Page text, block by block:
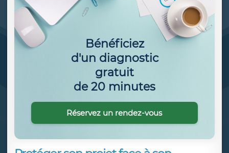
Bénéficiez
d'un diagnostic
gratuit
de 20 minutes
Réservez un rendez-vous